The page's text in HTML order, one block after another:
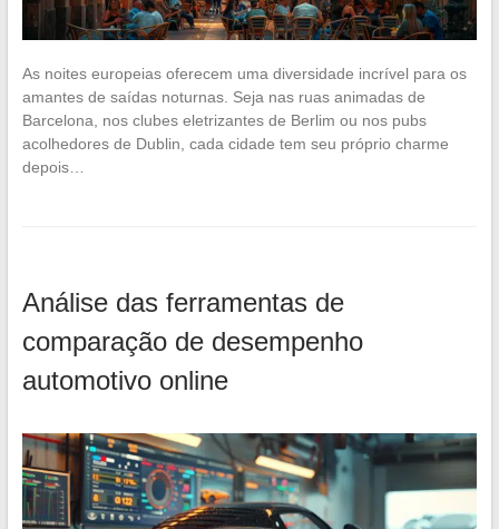
As noites europeias oferecem uma diversidade incrível para os
amantes de saídas noturnas. Seja nas ruas animadas de
Barcelona, nos clubes eletrizantes de Berlim ou nos pubs
acolhedores de Dublin, cada cidade tem seu próprio charme
depois…
Análise das ferramentas de
comparação de desempenho
automotivo online